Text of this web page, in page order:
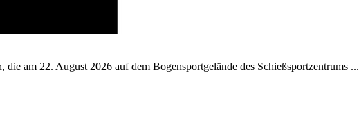
am 22. August 2026 auf dem Bogensportgelände des Schießsportzentrums ...